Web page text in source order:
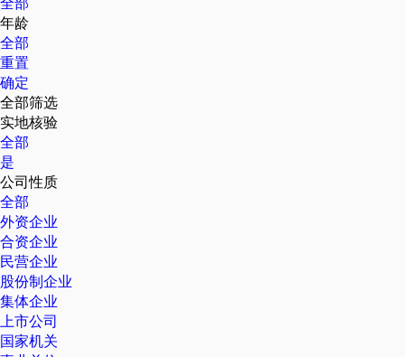
年龄
全部
重置
确定
全部筛选
实地核验
全部
是
公司性质
全部
外资企业
合资企业
民营企业
股份制企业
集体企业
上市公司
国家机关